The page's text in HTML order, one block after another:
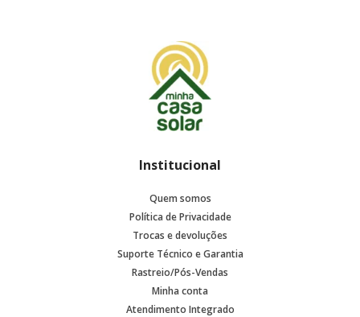
Institucional
Quem somos
Política de Privacidade
Trocas e devoluções
Suporte Técnico e Garantia
Rastreio/Pós-Vendas
Minha conta
Atendimento Integrado